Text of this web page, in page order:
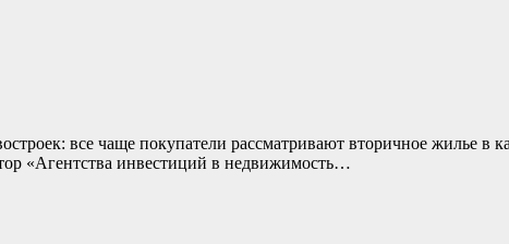
все чаще покупатели рассматривают вторичное
«Агентства инвестиций в недвижимость…